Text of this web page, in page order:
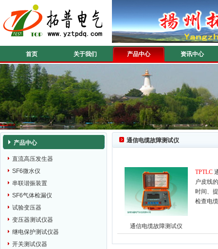
首页 关于我们 产品中心 资讯中心
产品中心
直流高压发生器
SF6微水仪
串联谐振装置
SF6气体检漏仪
试验变压器
变压器测试仪器
继电保护测试仪器
开关测试仪器
通信电缆故障测试仪
通信电缆故障测试仪
TPTLC
户皮线
时间、
检查电